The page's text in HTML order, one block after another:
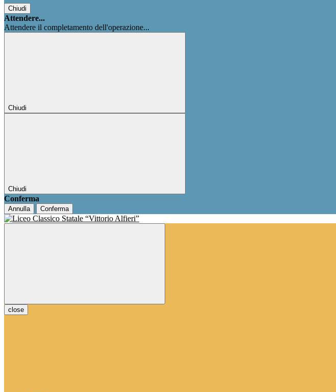
Chiudi
Attendere...
Attendere il completamento dell'operazione...
Chiudi
Chiudi
Conferma
Annulla Conferma
close